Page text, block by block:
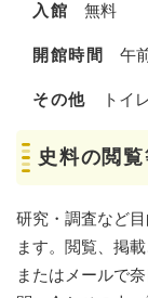
入館 無料
開館時間 午
その他 トイ
史料の閲覧
研究・調査など
ます。閲覧、掲
またはメールで